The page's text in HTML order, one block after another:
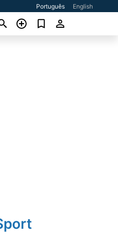
Português English